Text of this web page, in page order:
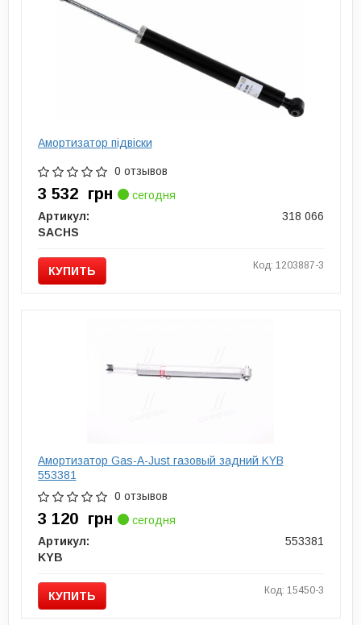
Амортизатор підвіски
0 отзывов
3 532 грн
сегодня
Артикул:
318 066
SACHS
КУПИТЬ Код: 1203887-3
Амортизатор Gas-A-Just газовый задний KYB
553381
0 отзывов
3 120 грн
сегодня
Артикул:
553381
KYB
КУПИТЬ Код: 15450-3